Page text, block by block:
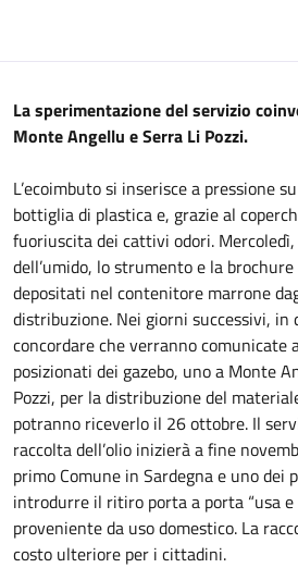
La sperimentazione del servizio
Monte Angellu e Serra Li Pozzi.
L’ecoimbuto si inserisce a pressione
bottiglia di plastica e, grazie al
fuoriuscita dei cattivi odori.
dell’umido, lo strumento e la
depositati nel contenitore marrone
distribuzione. Nei giorni successivi, in
concordare che verranno comunicate
posizionati dei gazebo, uno a Monte
Pozzi, per la distribuzione del
potranno riceverlo il 26 ottobre. Il
raccolta dell’olio inizierà a fine
primo Comune in Sardegna e uno dei
introdurre il ritiro porta a porta “usa e
proveniente da uso domestico. La
costo ulteriore per i cittadini.